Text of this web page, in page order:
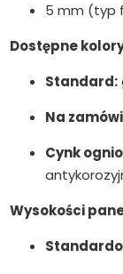
5 mm (typ
Dostępne
Standard:
Na
Cynk
Wysokości